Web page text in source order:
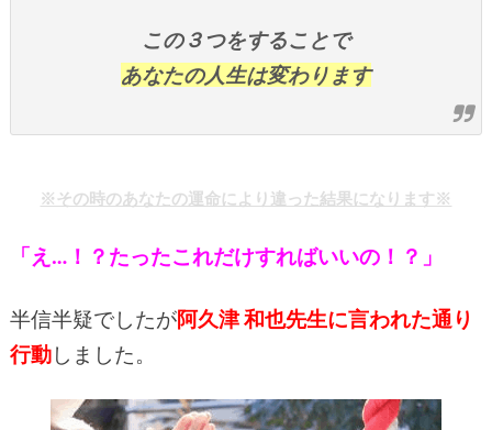
この３つをすることで
あなたの人生は変わります
※その時のあなたの運命により違った結果になります※
「え…！？たったこれだけすればいいの！？」
半信半疑でしたが阿久津 和也先生に言われた通り
行動しました。